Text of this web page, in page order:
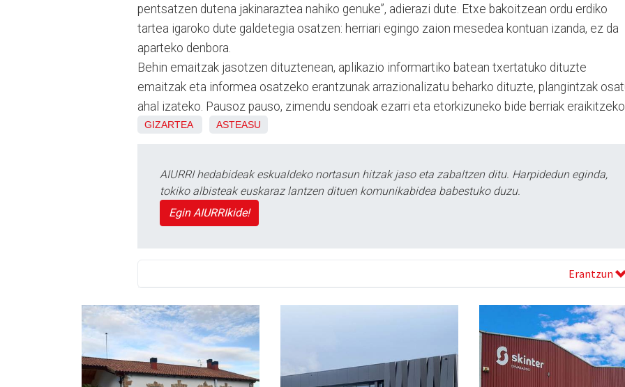
pentsatzen dutena jakinaraztea nahiko genuke”, adierazi dute. Etxe bakoitzean ordu erdiko
tartea igaroko dute galdetegia osatzen: herriari egingo zaion mesedea kontuan izanda, ez da
aparteko denbora.
Behin emaitzak jasotzen dituztenean, aplikazio informartiko batean txertatuko dituzte
emaitzak eta informea osatzeko erantzunak arrazionalizatu beharko dituzte, plangintzak
ahal izateko. Pausoz pauso, zimendu sendoak ezarri eta etorkizuneko bide berriak
GIZARTEA ASTEASU
AIURRI hedabideak eskualdeko nortasun hitzak jaso eta zabaltzen ditu. Harpidedun eginda,
tokiko albisteak euskaraz lantzen dituen komunikabidea babestuko duzu.
Egin AIURRIkide!
Erantzun